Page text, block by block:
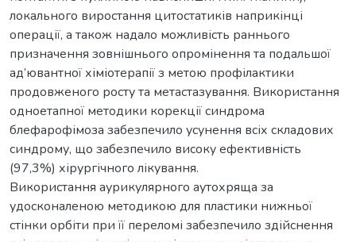
локального виростання цитостатиків наприкінці
операції, а також надало можливість раннього
призначення зовнішнього опромінення та подальшої
ад’ювантної хіміотерапії з метою профілактики
продовженого росту та метастазування. Використання
одноетапної методики корекції синдрома
блефарофімоза забезпечило усунення всіх складових
синдрому, що забезпечило високу ефективність
(97,3%) хірургічного лікування.
Використання аурикулярного аутохряща за
удосконаленою методикою для пластики нижньої
стінки орбіти при її переломі забезпечило здійснення